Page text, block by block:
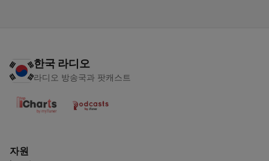
한국 라디오
라디오 방송국과 팟캐스트
자원